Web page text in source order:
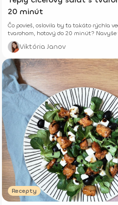
20 minút
Čo povieš, oslovila by ťa takáto rýchla
tvarohom, hotový do 20 minút? Navyše
Viktória Janov
Recepty